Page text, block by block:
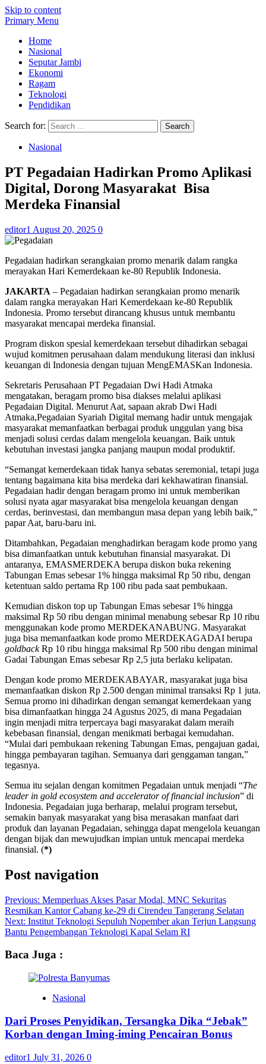
Skip to content
Primary Menu
Home
Nasional
Seputar Jambi
Ekonomi
Ragam
Teknologi
Pendidikan
Search for:
Nasional
PT Pegadaian Hadirkan Promo Aplikasi
Digital, Dorong Masyarakat Bisa
Merdeka Finansial
editor1 August 20, 2025 0
Pegadaian hadirkan serangkaian promo menarik dalam rangka
merayakan Hari Kemerdekaan ke-80 Republik Indonesia.
JAKARTA – Pegadaian hadirkan serangkaian promo menarik
dalam rangka merayakan Hari Kemerdekaan ke-80 Republik
Indonesia. Promo tersebut dirancang khusus untuk membantu
masyarakat mencapai merdeka finansial.
Program diskon spesial kemerdekaan tersebut dihadirkan sebagai
wujud komitmen perusahaan dalam mendukung literasi dan inklusi
keuangan di Indonesia dengan tujuan MengEMASKan Indonesia.
Sekretaris Perusahaan PT Pegadaian Dwi Hadi Atmaka
mengatakan, beragam promo bisa diakses melalui aplikasi
Pegadaian Digital. Menurut Aat, sapaan akrab Dwi Hadi
Atmaka,Pegadaian Syariah Digital memang hadir untuk mengajak
masyarakat memanfaatkan berbagai produk unggulan yang bisa
menjadi solusi cerdas dalam mengelola keuangan. Baik untuk
kebutuhan investasi jangka panjang maupun modal produktif.
“Semangat kemerdekaan tidak hanya sebatas seremonial, tetapi juga
tentang bagaimana kita bisa merdeka dari kekhawatiran finansial.
Pegadaian hadir dengan beragam promo ini untuk memberikan
solusi nyata agar masyarakat bisa mengelola keuangan dengan
cerdas, berinvestasi, dan membangun masa depan yang lebih baik,”
papar Aat, baru-baru ini.
Ditambahkan, Pegadaian menghadirkan beragam kode promo yang
bisa dimanfaatkan untuk kebutuhan finansial masyarakat. Di
antaranya, EMASMERDEKA berupa diskon buka rekening
Tabungan Emas sebesar 1% hingga maksimal Rp 50 ribu, dengan
ketentuan saldo pertama Rp 100 ribu pada saat pembukaan.
Kemudian diskon top up Tabungan Emas sebesar 1% hingga
maksimal Rp 50 ribu dengan minimal menabung sebesar Rp 10 ribu
menggunakan kode promo MERDEKANABUNG. Masyarakat
juga bisa memanfaatkan kode promo MERDEKAGADAI berupa
goldbackRp 10 ribu hingga maksimal Rp 500 ribu dengan minimal
Gadai Tabungan Emas sebesar Rp 2,5 juta berlaku kelipatan.
Dengan kode promo MERDEKABAYAR, masyarakat juga bisa
memanfaatkan diskon Rp 2.500 dengan minimal transaksi Rp 1 juta.
Semua promo ini dihadirkan dengan semangat kemerdekaan yang
bisa dimanfaatkan hingga 24 Agustus 2025, di mana Pegadaian
ingin menjadi mitra terpercaya bagi masyarakat dalam meraih
kebebasan finansial, dengan menikmati berbagai kemudahan.
“Mulai dari pembukaan rekening Tabungan Emas, pengajuan gadai,
hingga pembayaran tagihan. Semuanya dari genggaman tangan,”
tegasnya.
Semua itu sejalan dengan komitmen Pegadaian untuk menjadi “The
leader in gold ecosystem and accelerator of financial inclusion” di
Indonesia. Pegadaian juga berharap, melalui program tersebut,
semakin banyak masyarakat yang bisa merasakan manfaat dari
produk dan layanan Pegadaian, sehingga dapat mengelola keuangan
dengan bijak dan mewujudkan impian untuk mencapai merdeka
finansial. (*)
Post navigation
Previous: Memperluas Akses Pasar Modal, MNC Sekuritas
Resmikan Kantor Cabang ke-29 di Cirendeu Tangerang Selatan
Next: Institut Teknologi Sepuluh Nopember akan Terjun Langsung
Bantu Pengembangan Teknologi Kapal Selam RI
Baca Juga :
Nasional
Dari Proses Penyidikan, Tersangka Dika “Jebak”
Korban dengan Iming-iming Pencairan Bonus
editor1 July 31, 2026 0